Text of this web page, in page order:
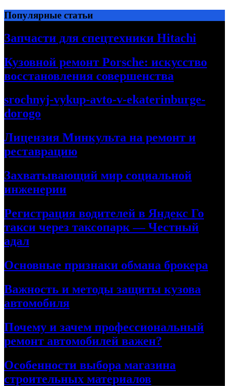
Перейти
к
содержимому
Популярные статьи
Запчасти для спецтехники Hitachi
Кузовной ремонт Porsche: искусство
восстановления совершенства
srochnyj-vykup-avto-v-ekaterinburge-
dorogo
Лицензия Минкульта на ремонт и
реставрацию
Захватывающий мир социальной
инженерии
Регистрация водителей в Яндекс Го
такси через таксопарк — Честный
адал
Основные признаки обмана брокера
Важность и методы защиты кузова
автомобиля
Почему и зачем профессиональный
ремонт автомобилей важен?
Особенности выбора магазина
строительных материалов